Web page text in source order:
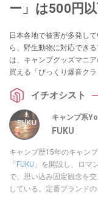
ー」は500円
日本各地で被害が多発し
ら、野生動物に対応でき
は、キャンプグッズマニ
買える「びっくり爆音ク
イチオシスト
キャンプ系
FUKU
キャンプ歴15年のキャン
「 FUKU 」を開設し、ロマ
で、思い込み固定観念を
している。定番ブランド